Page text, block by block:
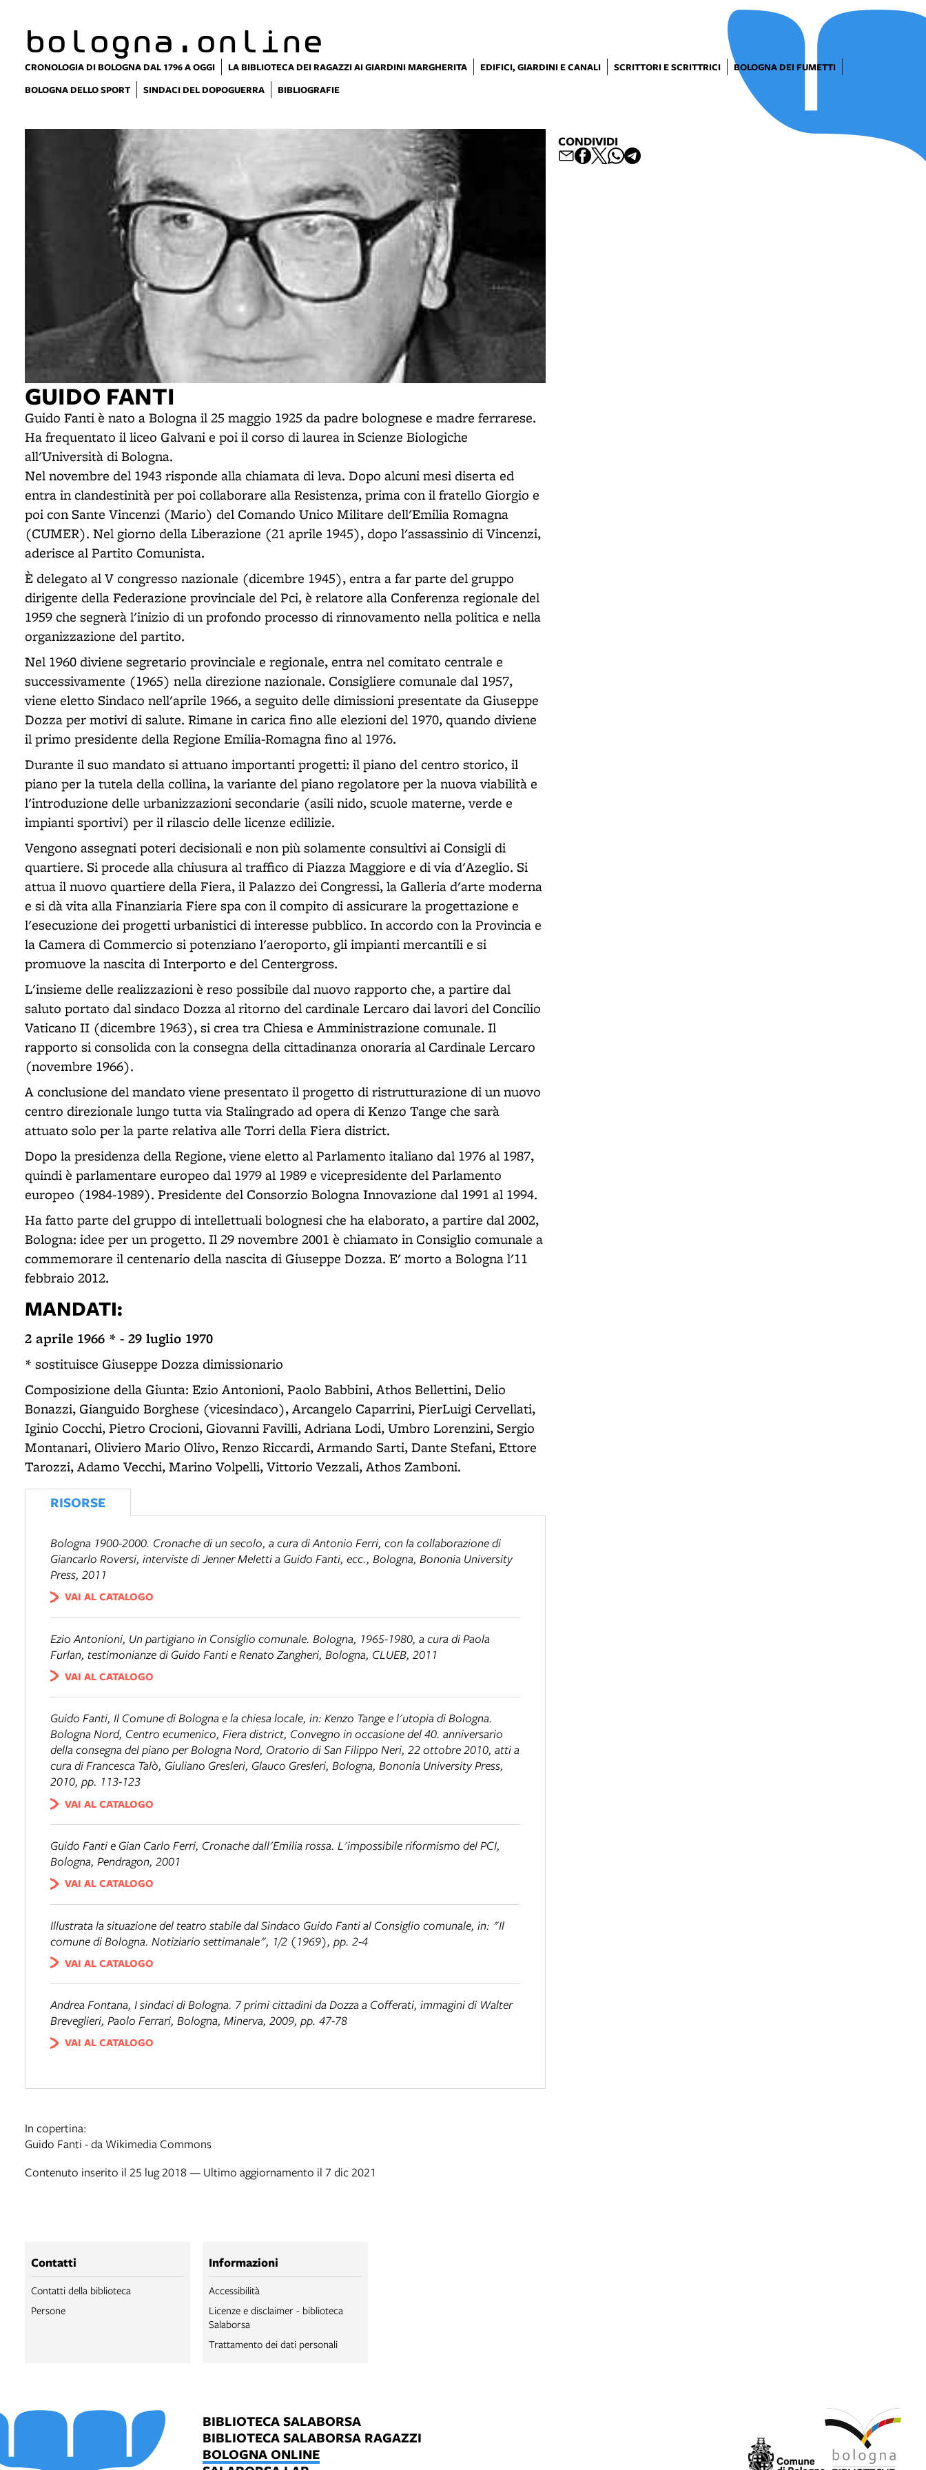
bologna.online
CRONOLOGIA DI BOLOGNA DAL 1796 A OGGI LA BIBLIOTECA DEI RAGAZZI AI GIARDINI MARGHERITA EDIFICI, GIARDINI E CANALI SCRITTORI E SCRITTRICI
BOLOGNA DEI FUMETTI
BOLOGNA DELLO SPORT
SINDACI DEL DOPOGUERRA BIBLIOGRAFIE
GUIDO FANTI
Guido Fanti è nato a Bologna il 25 maggio 1925 da padre bolognese e madre ferrarese.
Ha frequentato il liceo Galvani e poi il corso di laurea in Scienze Biologiche
all'Università di Bologna.
Nel novembre del 1943 risponde alla chiamata di leva. Dopo alcuni mesi diserta ed
entra in clandestinità per poi collaborare alla Resistenza, prima con il fratello Giorgio e
poi con Sante Vincenzi (Mario) del Comando Unico Militare dell'Emilia Romagna
(CUMER). Nel giorno della Liberazione (21 aprile 1945), dopo l'assassinio di Vincenzi,
aderisce al Partito Comunista.
È delegato al V congresso nazionale (dicembre 1945), entra a far parte del gruppo
dirigente della Federazione provinciale del Pci, è relatore alla Conferenza regionale del
1959 che segnerà l'inizio di un profondo processo di rinnovamento nella politica e nella
organizzazione del partito.
Nel 1960 diviene segretario provinciale e regionale, entra nel comitato centrale e
successivamente (1965) nella direzione nazionale. Consigliere comunale dal 1957,
viene eletto Sindaco nell'aprile 1966, a seguito delle dimissioni presentate da Giuseppe
Dozza per motivi di salute. Rimane in carica fino alle elezioni del 1970, quando diviene
il primo presidente della Regione Emilia-Romagna fino al 1976.
Durante il suo mandato si attuano importanti progetti: il piano del centro storico, il
piano per la tutela della collina, la variante del piano regolatore per la nuova viabilità e
l'introduzione delle urbanizzazioni secondarie (asili nido, scuole materne, verde e
impianti sportivi) per il rilascio delle licenze edilizie.
Vengono assegnati poteri decisionali e non più solamente consultivi ai Consigli di
quartiere. Si procede alla chiusura al traffico di Piazza Maggiore e di via d'Azeglio. Si
attua il nuovo quartiere della Fiera, il Palazzo dei Congressi, la Galleria d'arte moderna
e si dà vita alla Finanziaria Fiere spa con il compito di assicurare la progettazione e
l'esecuzione dei progetti urbanistici di interesse pubblico. In accordo con la Provincia e
la Camera di Commercio si potenziano l'aeroporto, gli impianti mercantili e si
promuove la nascita di Interporto e del Centergross.
L'insieme delle realizzazioni è reso possibile dal nuovo rapporto che, a partire dal
saluto portato dal sindaco Dozza al ritorno del cardinale Lercaro dai lavori del Concilio
Vaticano II (dicembre 1963), si crea tra Chiesa e Amministrazione comunale. Il
rapporto si consolida con la consegna della cittadinanza onoraria al Cardinale Lercaro
(novembre 1966).
A conclusione del mandato viene presentato il progetto di ristrutturazione di un nuovo
centro direzionale lungo tutta via Stalingrado ad opera di Kenzo Tange che sarà
attuato solo per la parte relativa alle Torri della Fiera district.
Dopo la presidenza della Regione, viene eletto al Parlamento italiano dal 1976 al 1987,
quindi è parlamentare europeo dal 1979 al 1989 e vicepresidente del Parlamento
europeo (1984-1989). Presidente del Consorzio Bologna Innovazione dal 1991 al 1994.
Ha fatto parte del gruppo di intellettuali bolognesi che ha elaborato, a partire dal 2002,
Bologna: idee per un progetto. Il 29 novembre 2001 è chiamato in Consiglio comunale a
commemorare il centenario della nascita di Giuseppe Dozza. E' morto a Bologna l'11
febbraio 2012.
MANDATI:
2 aprile 1966 * - 29 luglio 1970
* sostituisce Giuseppe Dozza dimissionario
Composizione della Giunta: Ezio Antonioni, Paolo Babbini, Athos Bellettini, Delio
Bonazzi, Gianguido Borghese (vicesindaco), Arcangelo Caparrini, PierLuigi Cervellati,
Iginio Cocchi, Pietro Crocioni, Giovanni Favilli, Adriana Lodi, Umbro Lorenzini, Sergio
Montanari, Oliviero Mario Olivo, Renzo Riccardi, Armando Sarti, Dante Stefani, Ettore
Tarozzi, Adamo Vecchi, Marino Volpelli, Vittorio Vezzali, Athos Zamboni.
RISORSE
Bologna 1900-2000. Cronache di un secolo, a cura di Antonio Ferri, con la collaborazione di
Giancarlo Roversi, interviste di Jenner Meletti a Guido Fanti, ecc., Bologna, Bononia University
Press, 2011
VAI AL CATALOGO
Ezio Antonioni, Un partigiano in Consiglio comunale. Bologna, 1965-1980, a cura di Paola
Furlan, testimonianze di Guido Fanti e Renato Zangheri, Bologna, CLUEB, 2011
VAI AL CATALOGO
Guido Fanti, Il Comune di Bologna e la chiesa locale, in: Kenzo Tange e l'utopia di Bologna.
Bologna Nord, Centro ecumenico, Fiera district, Convegno in occasione del 40. anniversario
della consegna del piano per Bologna Nord, Oratorio di San Filippo Neri, 22 ottobre 2010, atti a
cura di Francesca Talò, Giuliano Gresleri, Glauco Gresleri, Bologna, Bononia University Press,
2010, pp. 113-123
VAI AL CATALOGO
Guido Fanti e Gian Carlo Ferri, Cronache dall'Emilia rossa. L'impossibile riformismo del PCI,
Bologna, Pendragon, 2001
VAI AL CATALOGO
Illustrata la situazione del teatro stabile dal Sindaco Guido Fanti al Consiglio comunale, in: "Il
comune di Bologna. Notiziario settimanale", 1/2 (1969), pp. 2-4
VAI AL CATALOGO
Andrea Fontana, I sindaci di Bologna. 7 primi cittadini da Dozza a Cofferati, immagini di Walter
Breveglieri, Paolo Ferrari, Bologna, Minerva, 2009, pp. 47-78
VAI AL CATALOGO
In copertina:
Guido Fanti - da Wikimedia Commons
Contenuto inserito il 25 lug 2018 — Ultimo aggiornamento il 7 dic 2021
CONDIVIDI
Contatti
Contatti della biblioteca
Persone
Informazioni
Accessibilità
Licenze e disclaimer - biblioteca
Salaborsa
Trattamento dei dati personali
BIBLIOTECA SALABORSA
BIBLIOTECA SALABORSA RAGAZZI
BOLOGNA ONLINE